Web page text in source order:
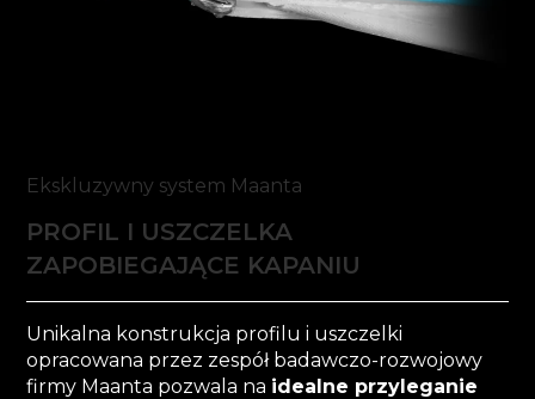
Ekskluzywny system Maanta
PROFIL I USZCZELKA
ZAPOBIEGAJĄCE KAPANIU
Unikalna konstrukcja profilu i uszczelki
opracowana przez zespół badawczo-rozwojowy
firmy Maanta pozwala na idealne przyleganie